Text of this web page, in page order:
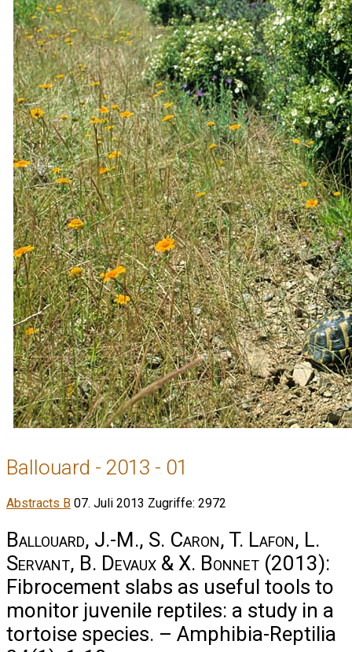
Ballouard - 2013 - 01
Abstracts B 07. Juli 2013 Zugriffe: 2972
Ballouard, J.-M., S. Caron, T. Lafon, L.
Servant, B. Devaux & X. Bonnet (2013):
Fibrocement slabs as useful tools to
monitor juvenile reptiles: a study in a
tortoise species. – Amphibia-Reptilia